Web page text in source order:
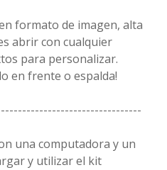
formato de imagen, alta
abrir con cualquier
para personalizar.
en frente o espalda!
una computadora y un
y utilizar el kit